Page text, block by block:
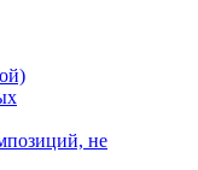
не